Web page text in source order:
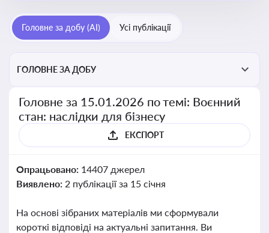
Головне за добу (AI) Усі публікації
ГОЛОВНЕ ЗА ДОБУ
Головне за 15.01.2026 по темі: Воєнний
стан: наслідки для бізнесу
ЕКСПОРТ
Опрацьовано: 14407 джерел
Виявлено: 2 публікації за 15 січня
На основі зібраних матеріалів ми сформували
короткі відповіді на актуальні запитання. Ви